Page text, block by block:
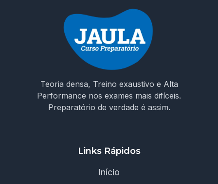
Teoria densa, Treino exaustivo e Alta
Performance nos exames mais difíceis.
Preparatório de verdade é assim.
Links Rápidos
Início